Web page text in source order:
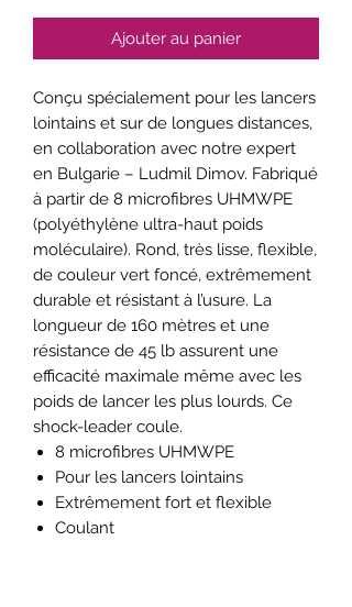
Ajouter au panier
Conçu spécialement pour les lancers
lointains et sur de longues distances,
en collaboration avec notre expert
en Bulgarie – Ludmil Dimov. Fabriqué
à partir de 8 microfibres UHMWPE
(polyéthylène ultra-haut poids
moléculaire). Rond, très lisse, flexible,
de couleur vert foncé, extrêmement
durable et résistant à l’usure. La
longueur de 160 mètres et une
résistance de 45 lb assurent une
efficacité maximale même avec les
poids de lancer les plus lourds. Ce
shock-leader coule.
8 microfibres UHMWPE
Pour les lancers lointains
Extrêmement fort et flexible
Coulant